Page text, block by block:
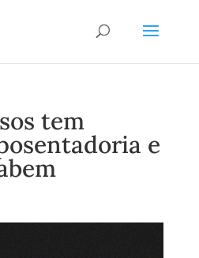
tem
e